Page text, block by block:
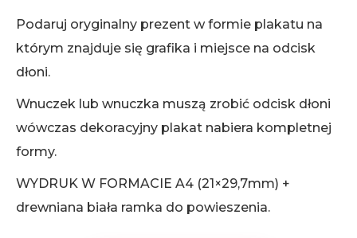
Podaruj oryginalny prezent w formie plakatu na
którym znajduje się grafika i miejsce na odcisk
dłoni.
Wnuczek lub wnuczka muszą zrobić odcisk dłoni
wówczas dekoracyjny plakat nabiera kompletnej
formy.
WYDRUK W FORMACIE A4 (21×29,7mm) +
drewniana biała ramka do powieszenia.